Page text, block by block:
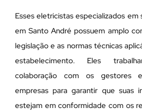
Esses eletricistas especializados em
em Santo André possuem amplo
legislação e as normas técnicas
estabelecimento. Eles
colaboração com os gestores
empresas para garantir que suas
estejam em conformidade com os